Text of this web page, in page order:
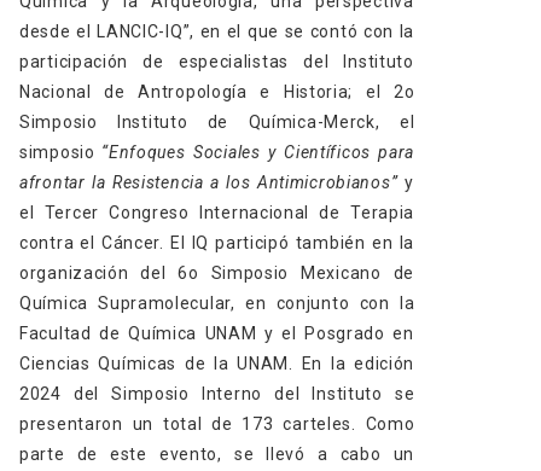
desde el LANCIC-IQ”, en el que se contó con la
participación de especialistas del Instituto
Nacional de Antropología e Historia; el 2o
Simposio Instituto de Química-Merck, el
simposio “Enfoques Sociales y Científicos para
afrontar la Resistencia a los Antimicrobianos”y
el Tercer Congreso Internacional de Terapia
contra el Cáncer. El IQ participó también en la
organización del 6o Simposio Mexicano de
Química Supramolecular, en conjunto con la
Facultad de Química UNAM y el Posgrado en
Ciencias Químicas de la UNAM. En la edición
2024 del Simposio Interno del Instituto se
presentaron un total de 173 carteles. Como
parte de este evento, se llevó a cabo un